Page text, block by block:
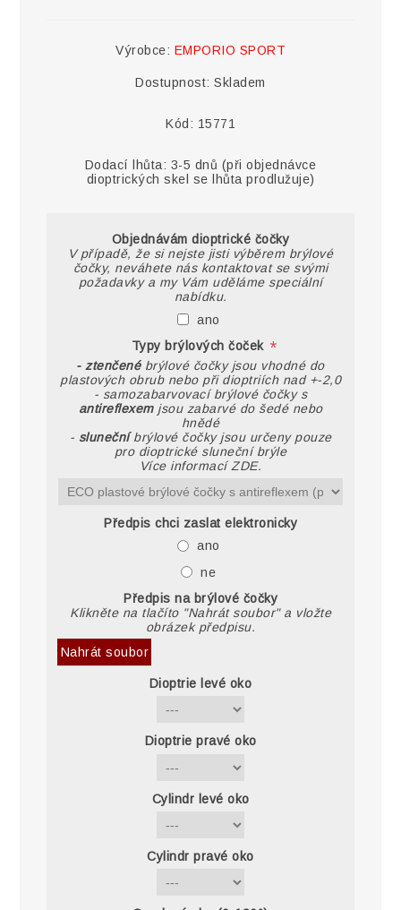
Výrobce: EMPORIO SPORT
Dostupnost: Skladem
Kód: 15771
Dodací lhůta: 3-5 dnů (při objednávce
dioptrických skel se lhůta prodlužuje)
Objednávám dioptrické čočky
V případě, že si nejste jisti výběrem brýlové
čočky, neváhete nás kontaktovat se svými
požadavky a my Vám uděláme speciální
nabídku.
ano
Typy brýlových čoček *
- ztenčené brýlové čočky jsou vhodné do
plastových obrub nebo při dioptriích nad +-2,0
- samozabarvovací brýlové čočky s
antireflexemjsou zabarvé do šedé nebo
hnědé
- slunečníbrýlové čočky jsou určeny pouze
pro dioptrické sluneční brýle
Více informací ZDE.
Předpis chci zaslat elektronicky
ano
ne
Předpis na brýlové čočky
Klikněte na tlačíto "Nahrát soubor" a vložte
obrázek předpisu.
Nahrát soubor
Dioptrie levé oko
Dioptrie pravé oko
Cylindr levé oko
Cylindr pravé oko